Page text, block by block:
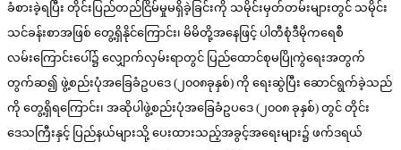
ခံစားခဲ့ရပြီး တိုင်းပြည်တည်ငြိမ်မှုမရှိခဲ့ခြင်းကို သမိုင်းမှတ်တမ်းများတွင် သမိုင်း
သင်ခန်းစာအဖြစ် တွေ့ရှိနိုင်ကြောင်း၊ မိမိတို့အနေဖြင့် ပါတီစုံဒီမိုကရေစီ
လမ်းကြောင်းပေါ်၌ လျှောက်လှမ်းရာတွင် ပြည်ထောင်စုမပြိုကွဲရေးအတွက်
တွက်ဆ၍ ဖွဲ့စည်းပုံအခြေခံဥပဒေ (၂၀၀၈ခုနှစ်) ကို ရေးဆွဲပြီး ဆောင်ရွက်ခဲ့သည်
ကို တွေ့ရှိရကြောင်း၊ အဆိုပါဖွဲ့စည်းပုံအခြေခံဥပဒေ (၂၀၀၈ ခုနှစ်) တွင် တိုင်း
ဒေသကြီးနှင့် ပြည်နယ်များသို့ ပေးထားသည့်အခွင့်အရေးများ၌ ဖက်ဒရယ်